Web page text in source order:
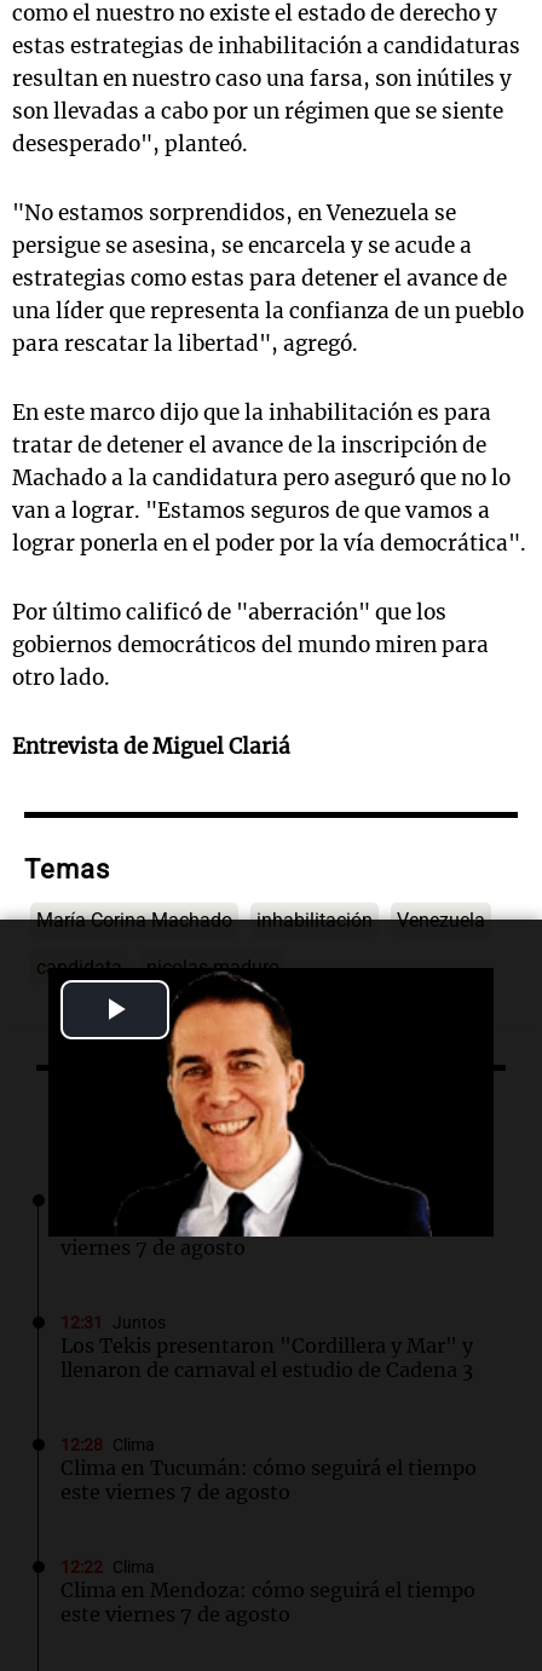
Play
Video
como el nuestro no existe el estado de derecho y
estas estrategias de inhabilitación a candidaturas
resultan en nuestro caso una farsa, son inútiles y
son llevadas a cabo por un régimen que se siente
desesperado", planteó.
"No estamos sorprendidos, en Venezuela se
persigue se asesina, se encarcela y se acude a
estrategias como estas para detener el avance de
una líder que representa la confianza de un pueblo
para rescatar la libertad", agregó.
En este marco dijo que la inhabilitación es para
tratar de detener el avance de la inscripción de
Machado a la candidatura pero aseguró que no lo
van a lograr. "Estamos seguros de que vamos a
lograr ponerla en el poder por la vía democrática".
Por último calificó de "aberración" que los
gobiernos democráticos del mundo miren para
otro lado.
Entrevista de Miguel Clariá
Temas
María Corina Machado inhabilitación Venezuela
candidata nicolas-maduro
Lo último
Clima
Clima en Salta: cómo seguirá el tiempo este
viernes 7 de agosto
12:31 Juntos
Los Tekis presentaron "Cordillera y Mar" y
llenaron de carnaval el estudio de Cadena 3
12:28 Clima
Clima en Tucumán: cómo seguirá el tiempo
este viernes 7 de agosto
12:22 Clima
Clima en Mendoza: cómo seguirá el tiempo
este viernes 7 de agosto